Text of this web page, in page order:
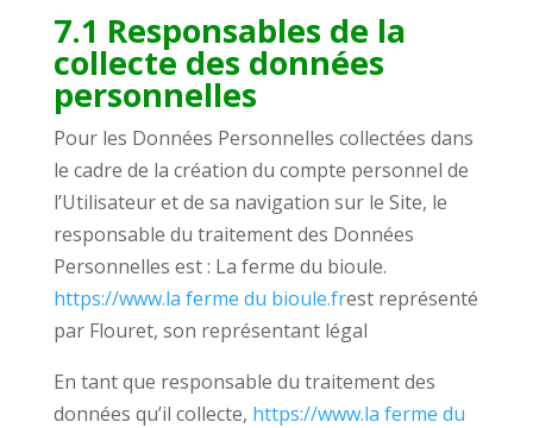
7.1 Responsables de la
collecte des données
personnelles
Pour les Données Personnelles collectées dans
le cadre de la création du compte personnel de
l’Utilisateur et de sa navigation sur le Site, le
responsable du traitement des Données
Personnelles est : La ferme du bioule.
https://www.la ferme du bioule.frest représenté
par Flouret, son représentant légal
En tant que responsable du traitement des
données qu’il collecte, https://www.la ferme du